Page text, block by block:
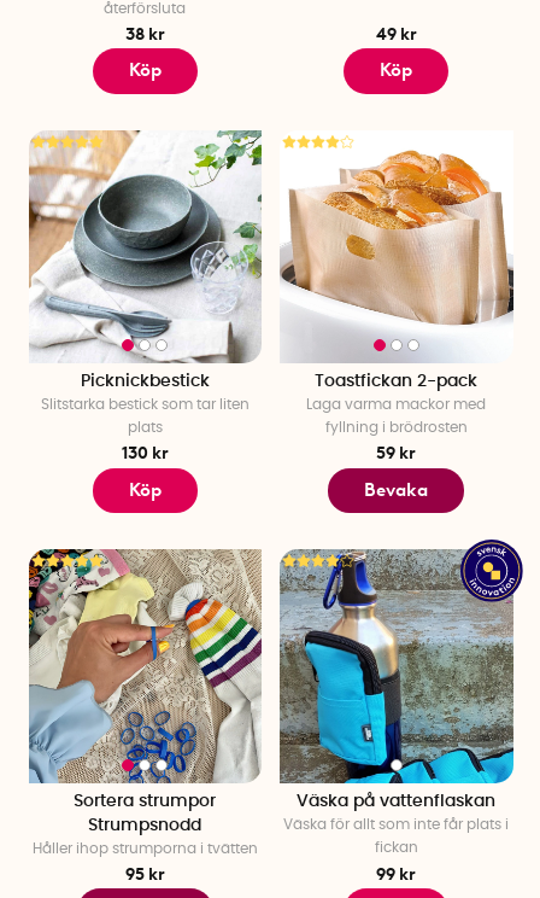
återförsluta
38 kr
Köp
49 kr
Köp
Picknickbestick
Slitstarka bestick som tar liten
plats
130 kr
Köp
Toastfickan 2-pack
Laga varma mackor med
fyllning i brödrosten
59 kr
Bevaka
Sortera strumpor
Strumpsnodd
Håller ihop strumporna i tvätten
95 kr
Väska på vattenflaskan
Väska för allt som inte får plats i
fickan
99 kr